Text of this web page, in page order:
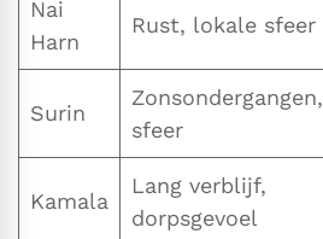
Nai
Harn
Rust, lokale sfeer
Surin
Zonsondergangen,
sfeer
Kamala
Lang verblijf,
dorpsgevoel